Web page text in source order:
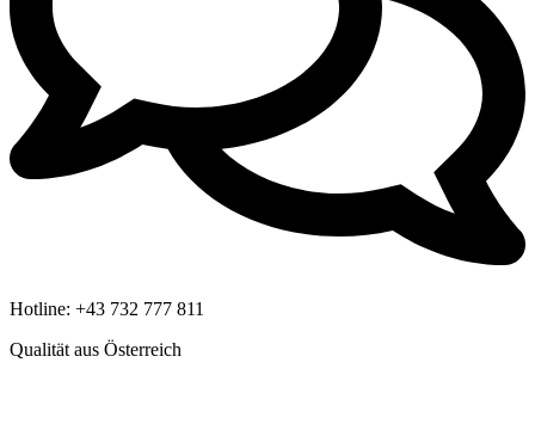
Hotline: +43 732 777 811
Qualität aus Österreich